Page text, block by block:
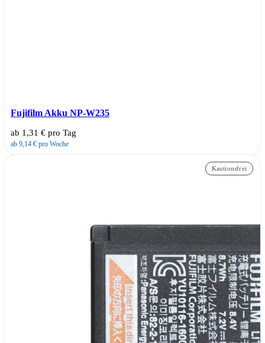
Fujifilm Akku NP-W235
ab 1,31 € pro Tag
ab 9,14 € pro Woche
Kautionsfrei